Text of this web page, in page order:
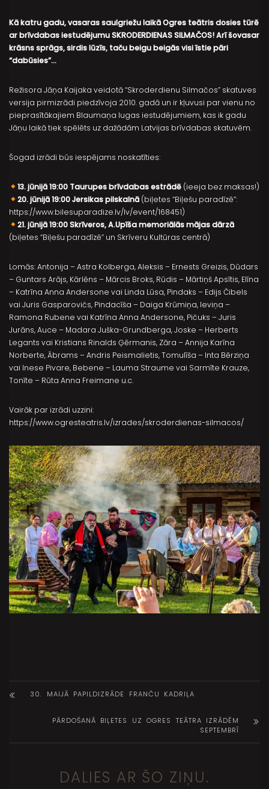
Kā katru gadu, vasaras saulgriežu laikā Ogres teātris dosies tūrē
ar brīvdabas iestudējumu SKRODERDIENAS SILMAČOS! Arī šovasar
krāsns sprāgs, sirdis lūzīs, taču beigu beigās visi īstie pāri
“dabūsies”…
Režisora Jāņa Kaijaka veidotā “Skroderdienu Silmačos” skatuves
versija pirmizrādi piedzīvoja 2010. gadā un ir kļuvusi par vienu no
pieprasītākajiem Blaumaņa lugas iestudējumiem, kas ik gadu
Jāņu laikā tiek spēlēts uz dažādām Latvijas brīvdabas skatuvēm.
Šogad izrādi būs iespējams noskatīties:
13. jūnijā 19:00 Taurupes brīvdabas estrādē (ieeja bez maksas!)
20. jūnijā 19:00 Jersikas pilskalnā(biļetes “Biļešu paradīzē”:
https://www.bilesuparadize.lv/lv/event/168451)
21. jūnijā 19:00 Skrīveros, A.Upīša memoriālās mājas dārzā
(biļetes “Biļešu paradīzē” un Skrīveru Kultūras centrā)
Lomās: Antonija – Astra Kolberga, Aleksis – Ernests Greizis, Dūdars
– Guntars Arājs, Kārlēns – Mārcis Broks, Rūdis – Mārtiņš Apsītis, Elīna
– Katrīna Anna Andersone vai Linda Lūsa, Pindaks – Edijs Čibels
vai Juris Gasparovičs, Pindacīša – Daiga Krūmiņa, Ieviņa –
Ramona Rubene vai Katrīna Anna Andersone, Pičuks – Juris
Jurāns, Auce – Madara Juška-Grundberga, Joske – Herberts
Legants vai Kristians Rinalds Ģērmanis, Zāra – Annija Karīna
Norberte, Ābrams – Andris Peismalietis, Tomulīša – Inta Bērziņa
vai Inese Pivare, Bebene – Lauma Straume vai Sarmīte Krauze,
Tonīte – Rūta Anna Freimane u.c.
Vairāk par izrādi uzzini:
https://www.ogresteatris.lv/izrades/skroderdienas-silmacos/
30. MAIJĀ PAPILDIZRĀDE FRANČU KADRIĻA
PĀRDOŠANĀ BIĻETES UZ OGRES TEĀTRA IZRĀDĒM
SEPTEMBRĪ
DALIES AR ŠO ZIŅU.